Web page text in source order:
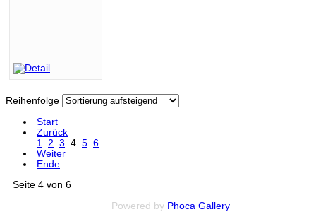
Reihenfolge
Start
Zurück
1 2 3 4 5 6
Weiter
Ende
Seite 4 von 6
Powered by Phoca Gallery